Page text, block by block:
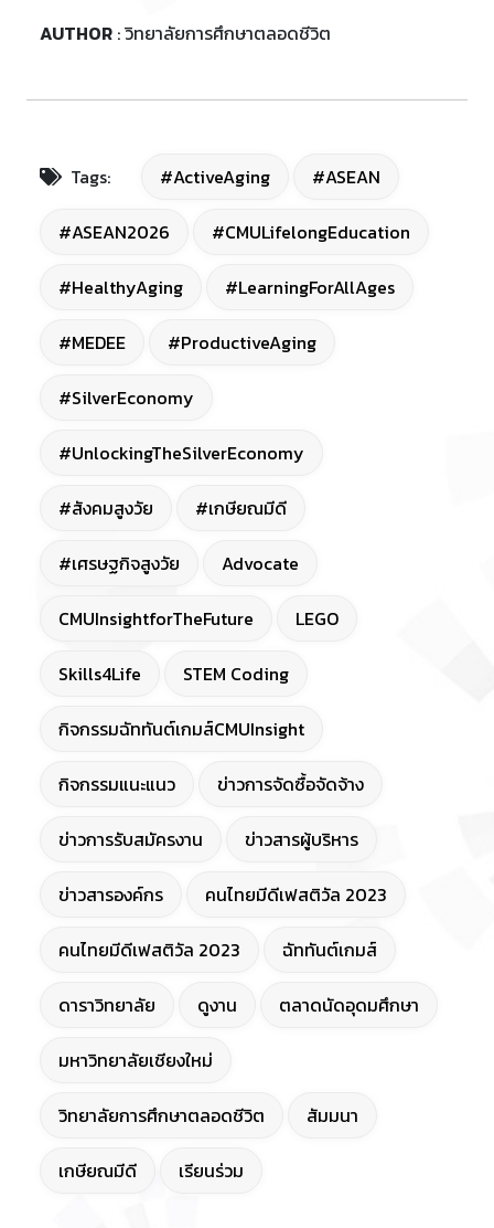
AUTHOR : วิทยาลัยการศึกษาตลอดชีวิต
Tags: #ActiveAging #ASEAN
#ASEAN2026 #CMULifelongEducation
#HealthyAging #LearningForAllAges
#MEDEE #ProductiveAging
#SilverEconomy
#UnlockingTheSilverEconomy
#สังคมสูงวัย #เกษียณมีดี
#เศรษฐกิจสูงวัย Advocate
CMUInsightforTheFuture LEGO
Skills4Life STEM Coding
กิจกรรมฉัททันต์เกมส์CMUInsight
กิจกรรมแนะแนว ข่าวการจัดซื้อจัดจ้าง
ข่าวการรับสมัครงาน ข่าวสารผู้บริหาร
ข่าวสารองค์กร คนไทยมีดีเฟสติวัล 2023
คนไทยมีดีเฟสติวัล 2023 ฉัททันต์เกมส์
ดาราวิทยาลัย ดูงาน ตลาดนัดอุดมศึกษา
มหาวิทยาลัยเชียงใหม่
วิทยาลัยการศึกษาตลอดชีวิต สัมมนา
เกษียณมีดี เรียนร่วม